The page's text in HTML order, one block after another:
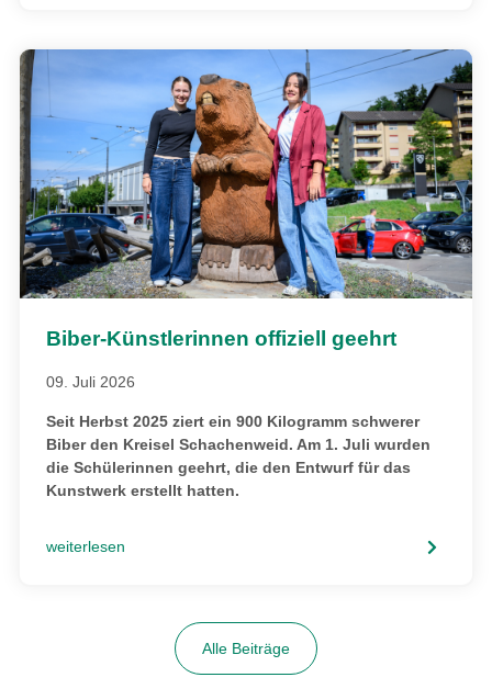
Biber-Künstlerinnen offiziell geehrt
09. Juli 2026
Seit Herbst 2025 ziert ein 900 Kilogramm schwerer
Biber den Kreisel Schachenweid. Am 1. Juli wurden
die Schülerinnen geehrt, die den Entwurf für das
Kunstwerk erstellt hatten.
weiterlesen
Alle Beiträge